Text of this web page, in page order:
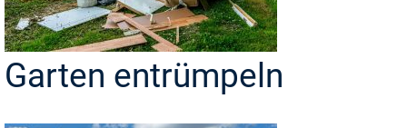
Garten entrümpeln